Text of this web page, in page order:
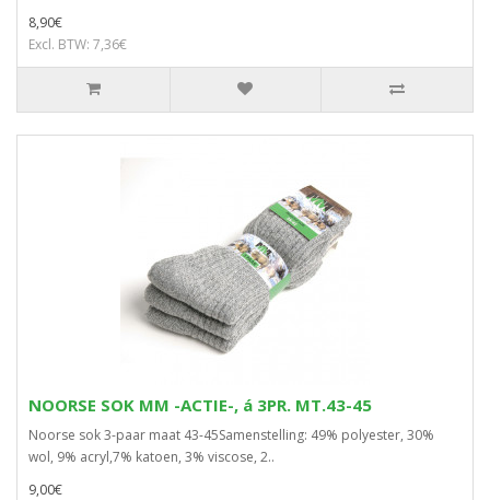
8,90€
Excl. BTW: 7,36€
NOORSE SOK MM -ACTIE-, á 3PR. MT.43-45
Noorse sok 3-paar maat 43-45Samenstelling: 49% polyester, 30%
wol, 9% acryl,7% katoen, 3% viscose, 2..
9,00€